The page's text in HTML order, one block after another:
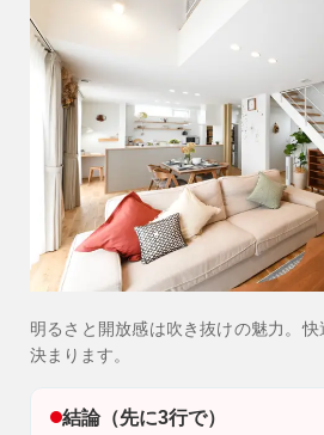
明るさと開放感は吹き抜けの魅力。
決まります。
結論（先に3行で）
営業時間 9時
（定休／水曜日）
注文住宅
0120-70-1212
リフォーム
0120-37-7611
アフターメンテナンス